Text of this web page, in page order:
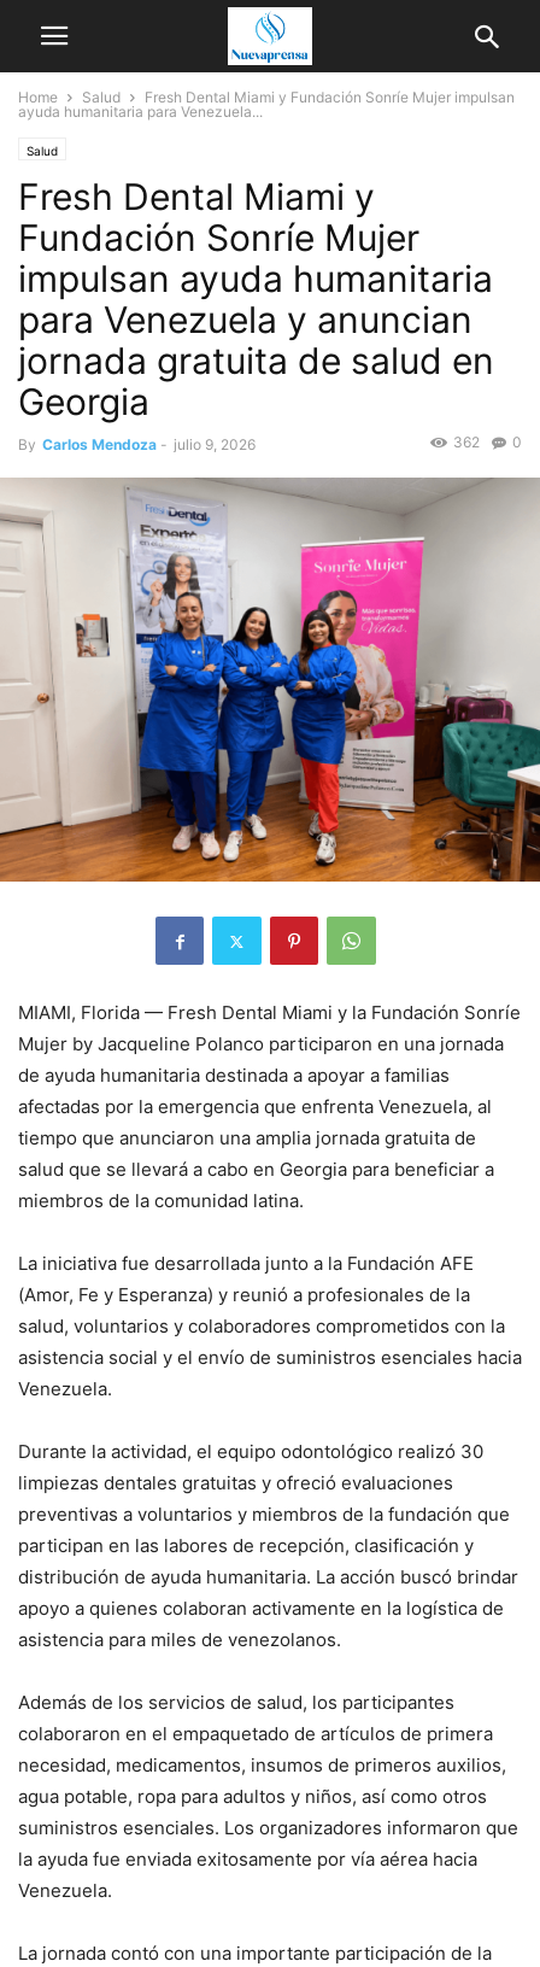
Home Salud
Fresh Dental Miami y Fundación Sonríe Mujer impulsan
ayuda humanitaria para Venezuela...
Salud
Fresh Dental Miami y
Fundación Sonríe Mujer
impulsan ayuda humanitaria
para Venezuela y anuncian
jornada gratuita de salud en
Georgia
By Carlos Mendoza - julio 9, 2026 0
362
MIAMI, Florida — Fresh Dental Miami y la Fundación Sonríe
Mujer by Jacqueline Polanco participaron en una jornada
de ayuda humanitaria destinada a apoyar a familias
afectadas por la emergencia que enfrenta Venezuela, al
tiempo que anunciaron una amplia jornada gratuita de
salud que se llevará a cabo en Georgia para beneficiar a
miembros de la comunidad latina.
La iniciativa fue desarrollada junto a la Fundación AFE
(Amor, Fe y Esperanza) y reunió a profesionales de la
salud, voluntarios y colaboradores comprometidos con la
asistencia social y el envío de suministros esenciales hacia
Venezuela.
Durante la actividad, el equipo odontológico realizó 30
limpiezas dentales gratuitas y ofreció evaluaciones
preventivas a voluntarios y miembros de la fundación que
participan en las labores de recepción, clasificación y
distribución de ayuda humanitaria. La acción buscó brindar
apoyo a quienes colaboran activamente en la logística de
asistencia para miles de venezolanos.
Además de los servicios de salud, los participantes
colaboraron en el empaquetado de artículos de primera
necesidad, medicamentos, insumos de primeros auxilios,
agua potable, ropa para adultos y niños, así como otros
suministros esenciales. Los organizadores informaron que
la ayuda fue enviada exitosamente por vía aérea hacia
Venezuela.
La jornada contó con una importante participación de la